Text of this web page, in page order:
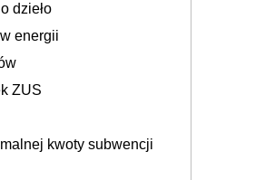
dzieło
energii
ZUS
kwoty subwencji